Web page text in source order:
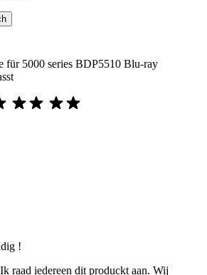
für 5000 series BDP5510 Blu-ray
!
raad iedereen dit produckt aan. Wij